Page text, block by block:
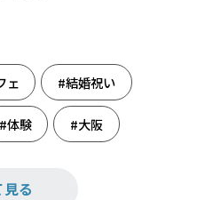
ェ #結婚祝い
#体験 #大阪
見る